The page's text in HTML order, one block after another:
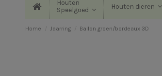
Houten
Speelgoed
Houten dieren
Home Jaarring Ballon groen/bordeaux 3D